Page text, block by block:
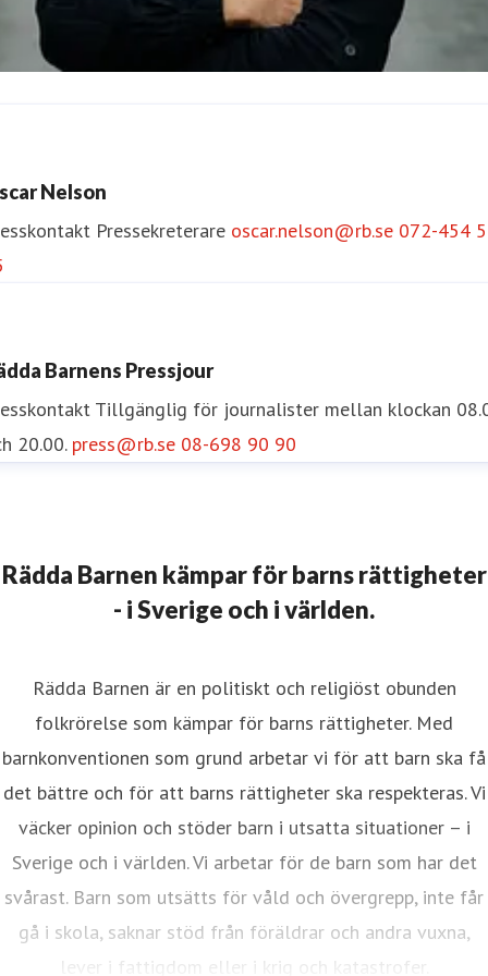
Nelson
Pressekreterare oscar.nelson@rb.se 072-454
Barnens Pressjour
Tillgänglig för journalister mellan klockan
20.00. press@rb.se 08-698 90 90
Rädda Barnen kämpar för barns rättigheter
- i Sverige och i världen.
Rädda Barnen är en politiskt och religiöst obunden
folkrörelse som kämpar för barns rättigheter. Med
barnkonventionen som grund arbetar vi för att barn ska få
det bättre och för att barns rättigheter ska respekteras. Vi
väcker opinion och stöder barn i utsatta situationer – i
Sverige och i världen. Vi arbetar för de barn som har det
svårast. Barn som utsätts för våld och övergrepp, inte får
gå i skola, saknar stöd från föräldrar och andra vuxna,
lever i fattigdom eller i krig och katastrofer.